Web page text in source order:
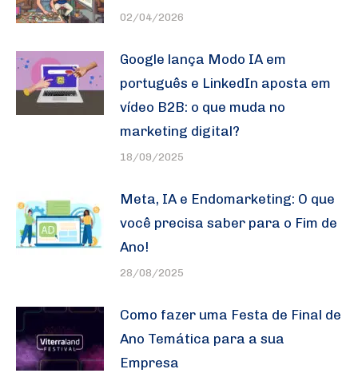
02/04/2026
Google lança Modo IA em
português e LinkedIn aposta em
vídeo B2B: o que muda no
marketing digital?
18/09/2025
Meta, IA e Endomarketing: O que
você precisa saber para o Fim de
Ano!
28/08/2025
Como fazer uma Festa de Final de
Ano Temática para a sua
Empresa